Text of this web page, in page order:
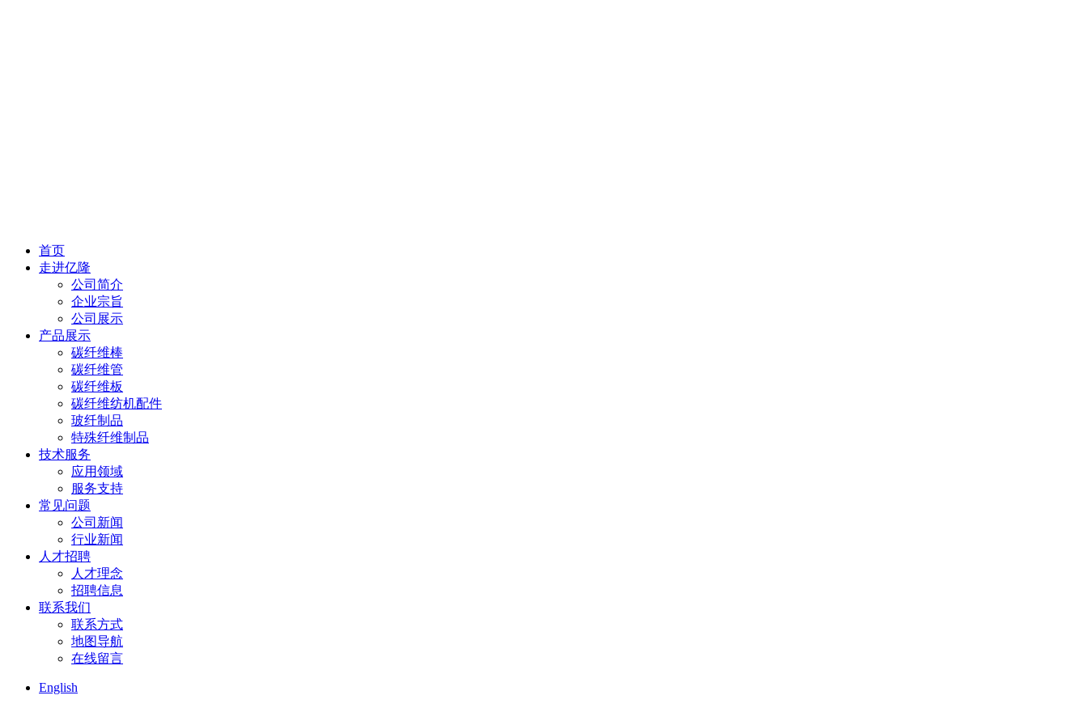
首页
走进亿隆
公司简介
企业宗旨
公司展示
产品展示
碳纤维棒
碳纤维管
碳纤维板
碳纤维纺机配件
玻纤制品
特殊纤维制品
技术服务
应用领域
服务支持
常见问题
公司新闻
行业新闻
人才招聘
人才理念
招聘信息
联系我们
联系方式
地图导航
在线留言
English